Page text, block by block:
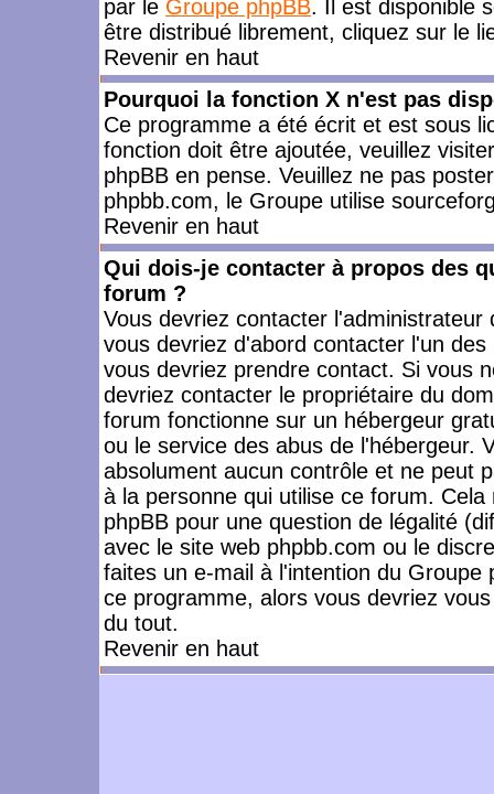
par le Groupe phpBB. Il est disponible
être distribué librement, cliquez sur le
Revenir en haut
Pourquoi la fonction X n'est pas
Ce programme a été écrit et est sous
fonction doit être ajoutée, veuillez
phpBB en pense. Veuillez ne pas
phpbb.com, le Groupe utilise
Revenir en haut
Qui dois-je contacter à propos des
forum ?
Vous devriez contacter
vous devriez d'abord contacter l'un
vous devriez prendre contact. Si vous
devriez contacter le propriétaire du
forum fonctionne sur un hébergeur
ou le service des abus de l'hébergeur.
absolument aucun contrôle et ne peut
à la personne qui utilise ce forum.
phpBB pour une question de légalité
avec le site web phpbb.com ou le
faites un e-mail à l'intention du
ce programme, alors vous devriez
du tout.
Revenir en haut